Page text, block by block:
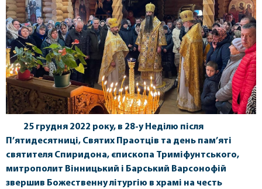
25 грудня 2022 року, в 28-у Неділю після
П’ятидесятниці, Святих Праотців та день пам’яті
святителя Спиридона, єпископа Триміфунтського,
митрополит Вінницький і Барський Варсонофій
звершив Божественну літургію в храмі на честь